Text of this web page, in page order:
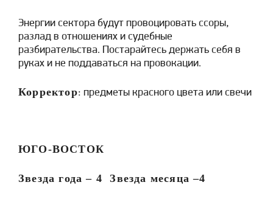
Энергии сектора будут провоцировать ссоры,
разлад в отношениях и судебные
разбирательства. Постарайтесь держать себя в
руках и не поддаваться на провокации.
Корректор: предметы красного цвета или свечи
ЮГО-ВОСТОК
Звезда года – 4 Звезда месяца –4